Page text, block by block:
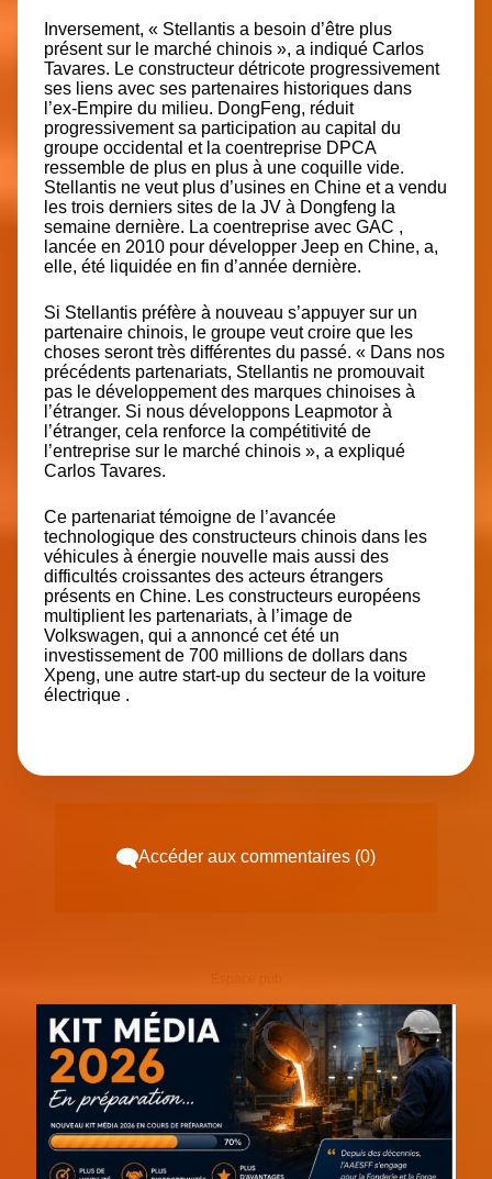
Inversement, « Stellantis a besoin d’être plus
présent sur le marché chinois », a indiqué Carlos
Tavares. Le constructeur détricote progressivement
ses liens avec ses partenaires historiques dans
l’ex-Empire du milieu. DongFeng, réduit
progressivement sa participation au capital du
groupe occidental et la coentreprise DPCA
ressemble de plus en plus à une coquille vide.
Stellantis ne veut plus d’usines en Chine et a vendu
les trois derniers sites de la JV à Dongfeng la
semaine dernière. La coentreprise avec GAC ,
lancée en 2010 pour développer Jeep en Chine, a,
elle, été liquidée en fin d’année dernière.
Si Stellantis préfère à nouveau s’appuyer sur un
partenaire chinois, le groupe veut croire que les
choses seront très différentes du passé. « Dans nos
précédents partenariats, Stellantis ne promouvait
pas le développement des marques chinoises à
l’étranger. Si nous développons Leapmotor à
l’étranger, cela renforce la compétitivité de
l’entreprise sur le marché chinois », a expliqué
Carlos Tavares.
Ce partenariat témoigne de l’avancée
technologique des constructeurs chinois dans les
véhicules à énergie nouvelle mais aussi des
difficultés croissantes des acteurs étrangers
présents en Chine. Les constructeurs européens
multiplient les partenariats, à l’image de
Volkswagen, qui a annoncé cet été un
investissement de 700 millions de dollars dans
Xpeng, une autre start-up du secteur de la voiture
électrique .
Accéder aux commentaires (0)